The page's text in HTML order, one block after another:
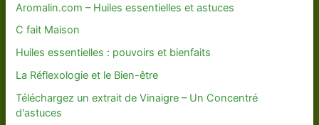
Aromalin.com – Huiles essentielles et astuces
C fait Maison
Huiles essentielles : pouvoirs et bienfaits
La Réflexologie et le Bien-être
Téléchargez un extrait de Vinaigre – Un Concentré
d'astuces